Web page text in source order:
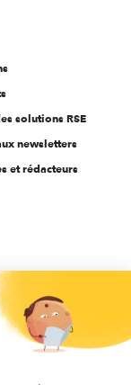
solutions RSE
newsletters
et rédacteurs